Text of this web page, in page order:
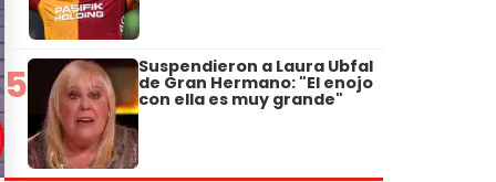
5 Suspendieron a Laura Ubfal
de Gran Hermano: "El enojo
con ella es muy grande"